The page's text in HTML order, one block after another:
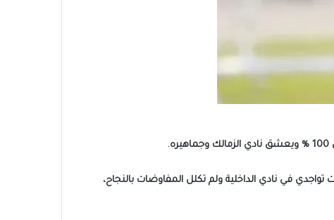
في نادي الداخلية ولم تكلل المفاوضات بالنجاح،